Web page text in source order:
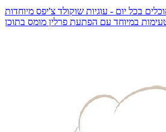
בכל יום - עוגיות שוקולד צ'יפס מיוחדות
במיוחד עם הפתעת פרלין מומס בתוכן